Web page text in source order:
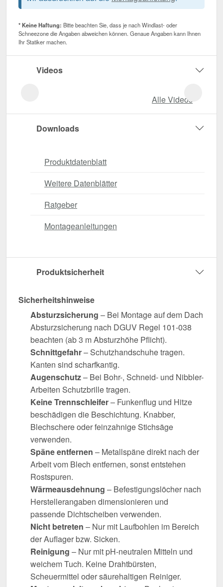
* Keine Haftung: Bitte beachten Sie, dass je nach Windlast- oder
Schneezone die Angaben abweichen können. Genaue Angaben kann Ihnen
Ihr Statiker machen.
Videos
Alle Videos
Downloads
Produktdatenblatt
Weitere Datenblätter
Ratgeber
Montageanleitungen
Produktsicherheit
Sicherheitshinweise
Absturzsicherung – Bei Montage auf dem Dach
Absturzsicherung nach DGUV Regel 101-038
beachten (ab 3 m Absturzhöhe Pflicht).
Schnittgefahr– Schutzhandschuhe tragen.
Kanten sind scharfkantig.
Augenschutz– Bei Bohr-, Schneid- und Nibbler-
Arbeiten Schutzbrille tragen.
Keine Trennschleifer– Funkenflug und Hitze
beschädigen die Beschichtung. Knabber,
Blechschere oder feinzahnige Stichsäge
verwenden.
Späne entfernen – Metallspäne direkt nach der
Arbeit vom Blech entfernen, sonst entstehen
Rostspuren.
Wärmeausdehnung – Befestigungslöcher nach
Herstellerangaben dimensionieren und
passende Dichtscheiben verwenden.
Nicht betreten – Nur mit Laufbohlen im Bereich
der Auflager bzw. Sicken.
Reinigung – Nur mit pH-neutralen Mitteln und
weichem Tuch. Keine Drahtbürsten,
Scheuermittel oder säurehaltigen Reiniger.